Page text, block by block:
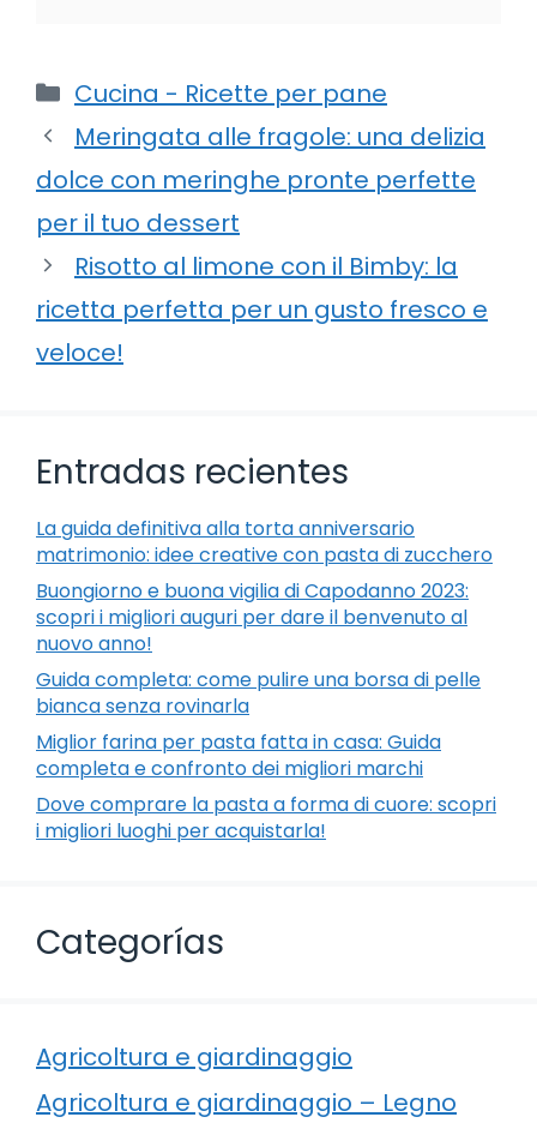
Categorie
Cucina - Ricette per pane
Meringata alle fragole: una delizia
dolce con meringhe pronte perfette
per il tuo dessert
Risotto al limone con il Bimby: la
ricetta perfetta per un gusto fresco e
veloce!
Entradas recientes
La guida definitiva alla torta anniversario
matrimonio: idee creative con pasta di zucchero
Buongiorno e buona vigilia di Capodanno 2023:
scopri i migliori auguri per dare il benvenuto al
nuovo anno!
Guida completa: come pulire una borsa di pelle
bianca senza rovinarla
Miglior farina per pasta fatta in casa: Guida
completa e confronto dei migliori marchi
Dove comprare la pasta a forma di cuore: scopri
i migliori luoghi per acquistarla!
Categorías
Agricoltura e giardinaggio
Agricoltura e giardinaggio – Legno